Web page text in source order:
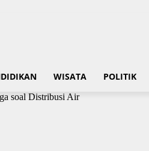
WISATA POLITIK
soal Distribusi Air